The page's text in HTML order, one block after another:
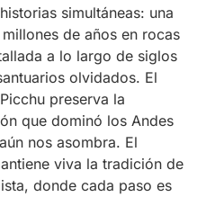
simultáneas: una
de años en rocas
a lo largo de siglos
olvidados. El
preserva la
que dominó los Andes
nos asombra. El
viva la tradición de
donde cada paso es